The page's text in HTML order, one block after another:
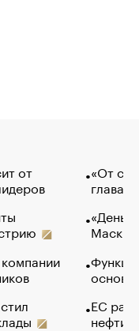
от
«От
глава
Маск в
основ
ЕС
нефти